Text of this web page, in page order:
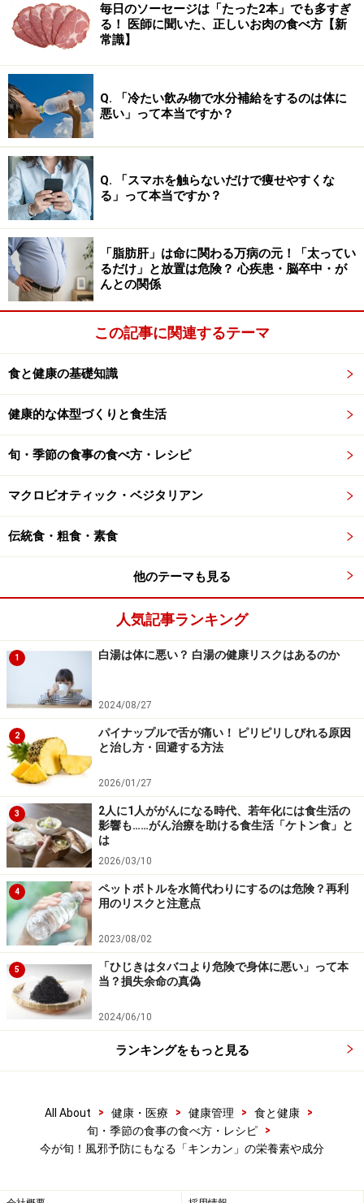
■カルシウムや食物繊維
他にも、キンカンには、カルシウムや食物繊維なども含
まれています。カルシウムは、骨をつくる上で書かせな
い栄養素。キンカンの色素成分であるβ-クリプトキサン
チンは、骨代謝に関わっていると考えられます。
キンカンを使ったリキュールに、血圧上昇の引き金とな
るアンギオテンシン酵素を阻害し血圧上昇を抑制すると
いう研究報告もあり、様々な成分に期待が寄せられてい
ます。
しかし、こうした作用は、特定の成分のものであり、食
果は明らかではありません。様々な栄養素や成分を同時
に摂取でき、また過剰摂取になりにくいということが食
次ページでは、キンカンの食べ方や保存方法について、
ご説明します。
※記事内容は執筆時点のものです。最新の内容をご確認くださ
い。
※当サイトにおける医師・医療従事者等による情報の提供は、診
断・治療行為ではありません。診断・治療を必要とする方は、適
切な医療機関での受診をおすすめいたします。記事内容は執筆者
個人の見解によるものであり、全ての方への有効性を保証するも
のではありません。当サイトで提供する情報に基づいて被ったい
かなる損害についても、当社、各ガイド、その他当社と契約した
情報提供者は一切の責任を負いかねます。
毎日のソーセージは「たった2本」でも多すぎ
る！ 医師に聞いた、正しいお肉の食べ方【新
常識】
Q. 「冷たい飲み物で水分補給をするのは体に
悪い」って本当ですか？
Q. 「スマホを触らないだけで痩せやすくな
る」って本当ですか？
「脂肪肝」は命に関わる万病の元！「太ってい
るだけ」と放置は危険？ 心疾患・脳卒中・が
んとの関係
この記事に関連するテーマ
食と健康の基礎知識
健康的な体型づくりと食生活
旬・季節の食事の食べ方・レシピ
マクロビオティック・ベジタリアン
伝統食・粗食・素食
他のテーマも見る
人気記事ランキング
1 白湯は体に悪い？ 白湯の健康リスクはあるのか
2024/08/27
2
パイナップルで舌が痛い！ ピリピリしびれる原因
と治し方・回避する方法
2026/01/27
3
2人に1人ががんになる時代、若年化には食生活の
影響も……がん治療を助ける食生活「ケトン食」と
は
2026/03/10
4
ペットボトルを水筒代わりにするのは危険？再利
用のリスクと注意点
2023/08/02
5
「ひじきはタバコより危険で身体に悪い」って本
当？損失余命の真偽
2024/06/10
ランキングをもっと見る
All About > 健康・医療 > 健康管理 > 食と健康
>
旬・季節の食事の食べ方・レシピ
>
今が旬！風邪予防にもなる「キンカン」の栄養素や成分